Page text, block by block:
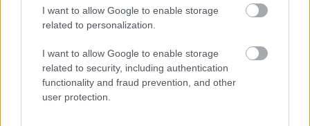
I want to allow Google to enable storage
related to personalization.
I want to allow Google to enable storage
related to security, including authentication
functionality and fraud prevention, and other
user protection.
Dave // urszekerek.hu•2021. április 10.
Mozgalmas volt az idei First Contact Day – idehaza
az Impulzus Podcast különkiadása ünnepelte a
Kapcsolatfelvétel Napját, nemzetközi terepen pedig